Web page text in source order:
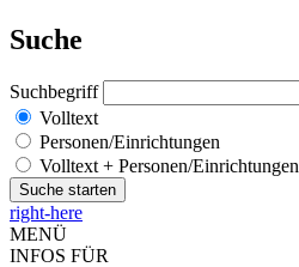
Suche
Suchbegriff
Volltext
Personen/Einrichtungen
Volltext + Personen/Einrichtungen
right-here
MENÜ
INFOS FÜR